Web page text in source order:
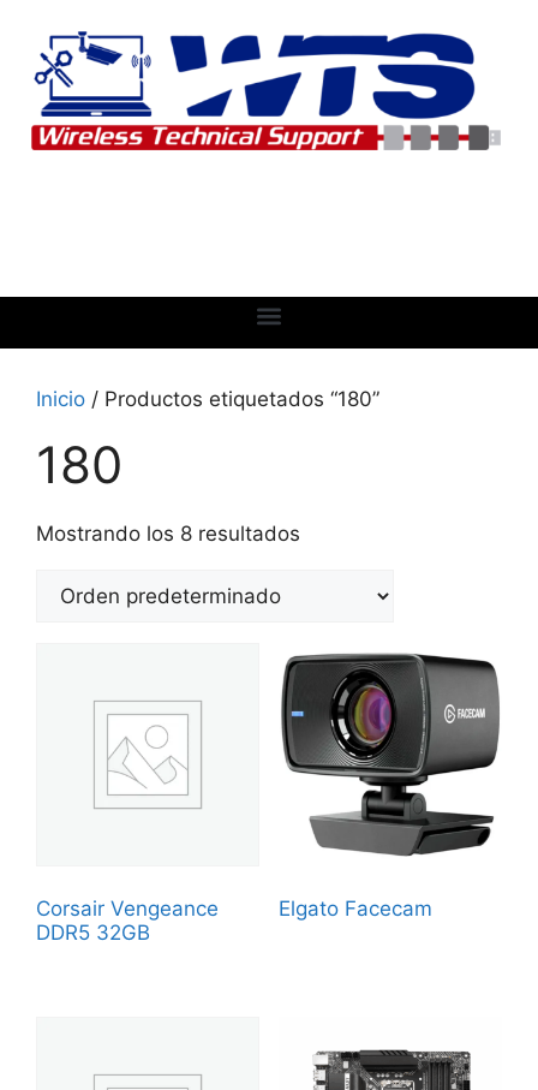
Inicio / Productos etiquetados “180”
180
Mostrando los 8 resultados
Corsair Vengeance
DDR5 32GB
Elgato Facecam